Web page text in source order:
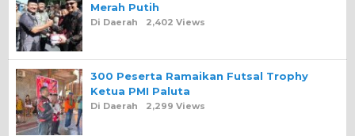
Merah Putih
Di Daerah 2,402 Views
300 Peserta Ramaikan Futsal Trophy
Ketua PMI Paluta
Di Daerah 2,299 Views